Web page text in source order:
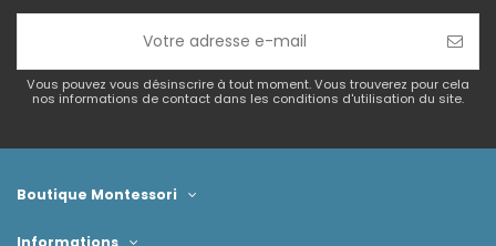
Vous pouvez vous désinscrire à tout moment. Vous trouverez pour cela
nos informations de contact dans les conditions d'utilisation du site.
Boutique Montessori